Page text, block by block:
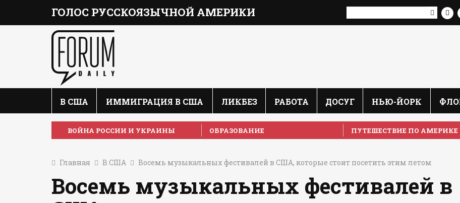
ГОЛОС РУССКОЯЗЫЧНОЙ АМЕРИКИ
В США ИММИГРАЦИЯ В США ЛИКБЕЗ РАБОТА ДОСУГ НЬЮ-ЙОРК
ВОЙНА РОССИИ И УКРАИНЫ ОБРАЗОВАНИЕ ПУТЕШЕСТВИЕ ПО АМЕРИКЕ
Главная В США Восемь музыкальных фестивалей в США, которые стоит посетить этим летом
Восемь музыкальных фестивалей в